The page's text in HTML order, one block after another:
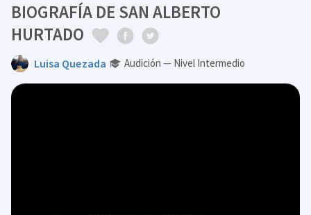
BIOGRAFÍA DE SAN ALBERTO
HURTADO
Luisa Quezada Audición — Nivel Intermedio